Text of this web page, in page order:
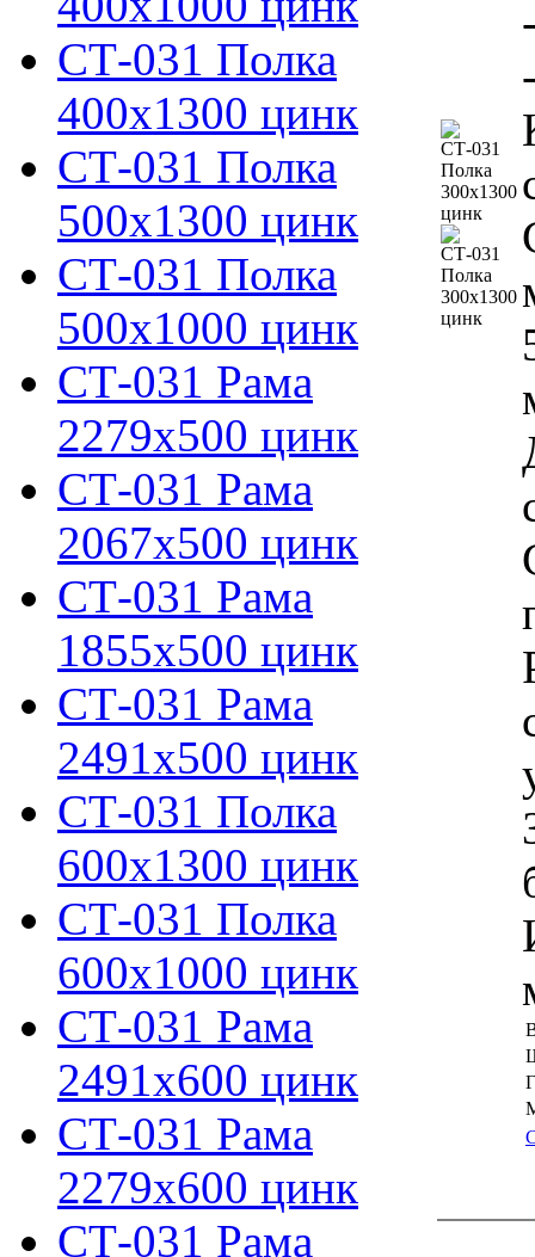
СТ-031 Полка
400х1300 цинк
СТ-031 Полка
500х1300 цинк
СТ-031 Полка
500х1000 цинк
СТ-031 Рама
2279х500 цинк
СТ-031 Рама
2067х500 цинк
СТ-031 Рама
1855х500 цинк
СТ-031 Рама
2491х500 цинк
СТ-031 Полка
600х1300 цинк
СТ-031 Полка
600х1000 цинк
СТ-031 Рама
2491х600 цинк
СТ-031 Рама
2279х600 цинк
СТ-031 Рама